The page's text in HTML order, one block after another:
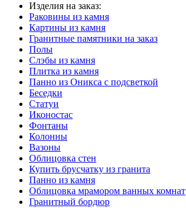
Изделия на заказ:
Раковины из камня
Картины из камня
Гранитные памятники на заказ
Полы
Слэбы из камня
Плитка из камня
Панно из Оникса с подсветкой
Беседки
Статуи
Иконостас
Фонтаны
Колонны
Вазоны
Облицовка стен
Купить брусчатку из гранита
Панно из камня
Облицовка мрамором ванных комнат
Гранитный бордюр